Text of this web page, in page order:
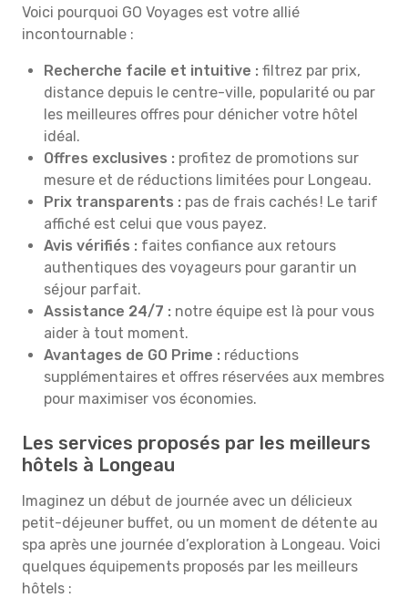
Voici pourquoi GO Voyages est votre allié
incontournable :
Recherche facile et intuitive : filtrez par prix,
distance depuis le centre-ville, popularité ou par
les meilleures offres pour dénicher votre hôtel
idéal.
Offres exclusives : profitez de promotions sur
mesure et de réductions limitées pour Longeau.
Prix transparents : pas de frais cachés ! Le tarif
affiché est celui que vous payez.
Avis vérifiés : faites confiance aux retours
authentiques des voyageurs pour garantir un
séjour parfait.
Assistance 24/7 : notre équipe est là pour vous
aider à tout moment.
Avantages de GO Prime : réductions
supplémentaires et offres réservées aux membres
pour maximiser vos économies.
Les services proposés par les meilleurs
hôtels à Longeau
Imaginez un début de journée avec un délicieux
petit-déjeuner buffet, ou un moment de détente au
spa après une journée d’exploration à Longeau. Voici
quelques équipements proposés par les meilleurs
hôtels :